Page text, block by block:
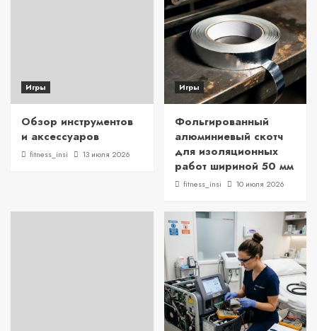
Игры
Обзор инструментов
и аксессуаров
fitness_insi 13 июля 2026
Игры
Фольгированный
алюминиевый скотч
для изоляционных
работ шириной 50 мм
fitness_insi 10 июля 2026